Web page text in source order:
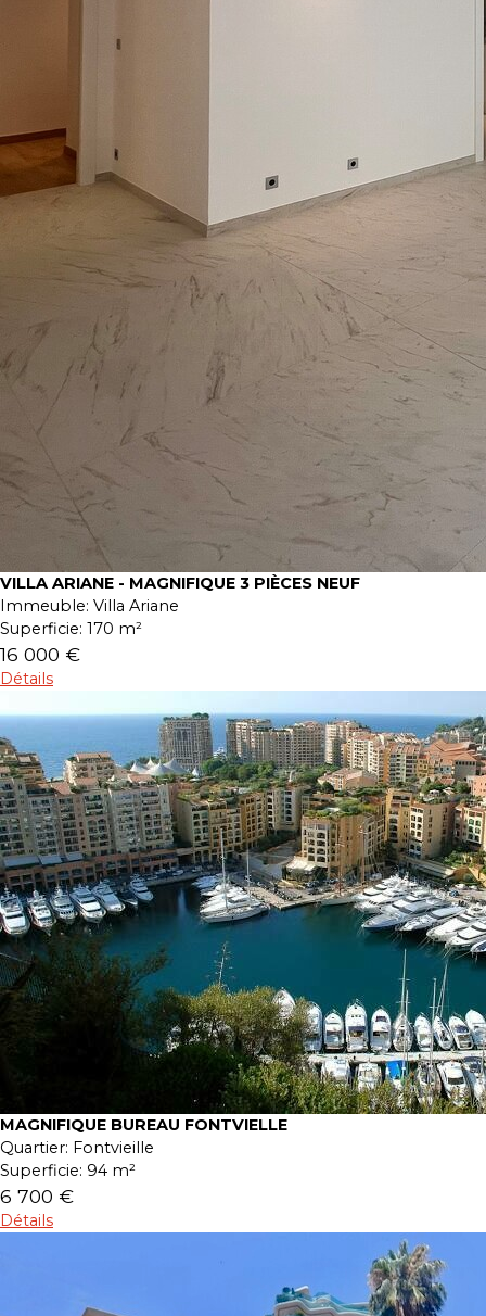
VILLA ARIANE - MAGNIFIQUE 3 PIÈCES NEUF
Immeuble: Villa Ariane
Superficie: 170 m²
16 000 €
Détails
MAGNIFIQUE BUREAU FONTVIELLE
Quartier: Fontvieille
Superficie: 94 m²
6 700 €
Détails